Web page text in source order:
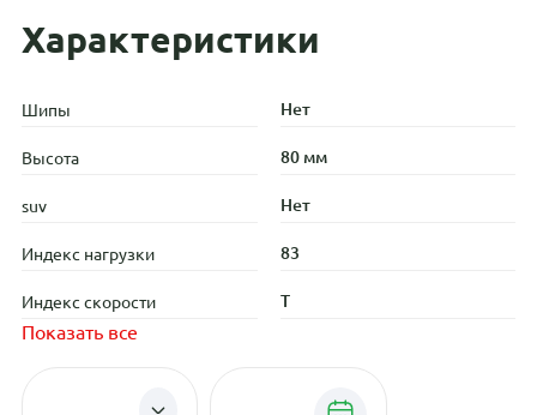
Характеристики
Шипы Нет
Высота 80 мм
suv Нет
Индекс нагрузки 83
Индекс скорости T
Показать все